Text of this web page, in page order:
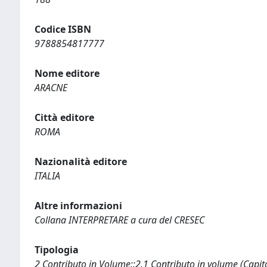
Codice ISBN
9788854817777
Nome editore
ARACNE
Città editore
ROMA
Nazionalità editore
ITALIA
Altre informazioni
Collana INTERPRETARE a cura del CRESEC
Tipologia
2 Contributo in Volume::2.1 Contributo in volume